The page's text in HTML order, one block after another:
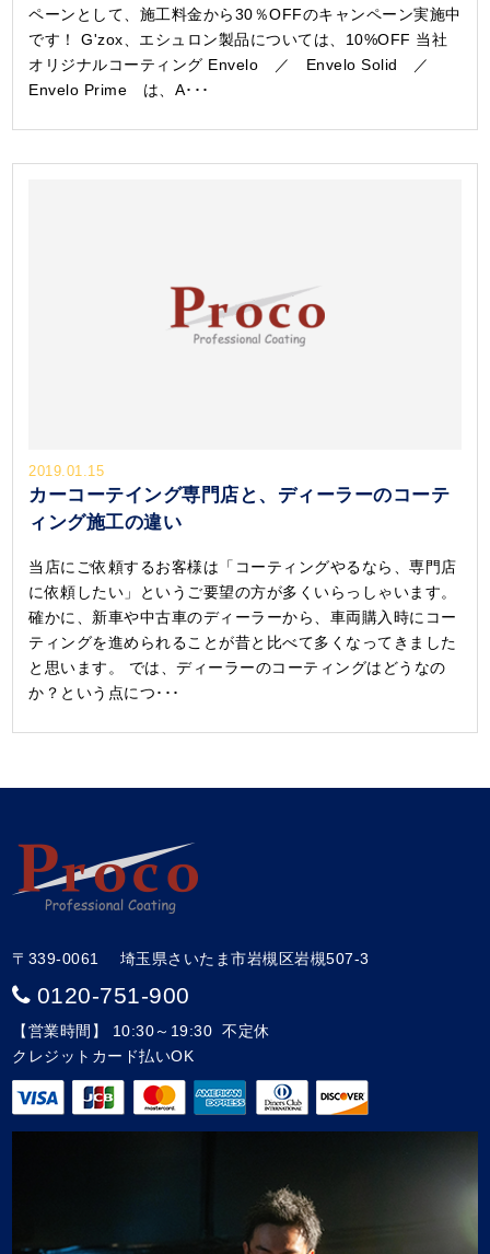
ペーンとして、施工料金から30％OFFのキャンペーン実施中
です！ G'zox、エシュロン製品については、10%OFF 当社
オリジナルコーティング Envelo ／ Envelo Solid ／
Envelo Prime は、A･･･
2019.01.15
カーコーテイング専門店と、ディーラーのコーテ
ィング施工の違い
当店にご依頼するお客様は「コーティングやるなら、専門店
に依頼したい」というご要望の方が多くいらっしゃいます。
確かに、新車や中古車のディーラーから、車両購入時にコー
ティングを進められることが昔と比べて多くなってきました
と思います。 では、ディーラーのコーティングはどうなの
か？という点につ･･･
〒339-0061 埼玉県さいたま市岩槻区岩槻507-3
0120-751-900
【営業時間】 10:30～19:30 不定休
クレジットカード払いOK